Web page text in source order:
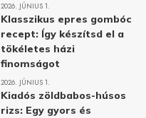
2026. JÚNIUS 1.
Klasszikus epres gombóc
recept: Így készítsd el a
tökéletes házi
finomságot
2026. JÚNIUS 1.
Kiadós zöldbabos-húsos
rizs: Egy gyors és